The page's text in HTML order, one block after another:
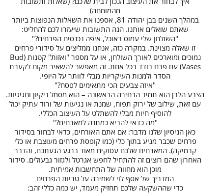
מהמומחה)
במהלך השנים בבן יהודה 81, אספנו את השאלות הנפוצות ביותר
שאתם שואלים אותנו. הנה התשובות שיעזרו לכם להחליט:
"השולחן שלי עמוס באוכל, איפה נכנסים הפרחים?"
זו שאלה מצוינת. במקרה כזה, אנחנו ממליצים על סידורי פרחים
נמוכים ומוארכים לאורך השולחן, או על מספר "ואזות" קטנות (Bud
Vases) עם פרח בודד בכל אחת. זה מאפשר להשאיר מקום לקערת
הסדר ולמנות העיקריות מבלי לוותר על היופי.
"איזה צבעים הכי מתאימים לפסח?"
הצבע הלבן הוא תמיד הבחירה הראשונה – הוא מסמל ניקיון וחגיגיות.
עם זאת, שילוב של ירוק תפוח, שמנת או נגיעות של ורוד עתיק יכול
להוסיף חיות מבלי להשתלט על העיצוב הכללי.
"מה כדאי להביא כמתנה למארחים?"
כאן הניסיון שלנו מדבר: אם אתם האורחים, כדאי לבחור בסידור
פרחים שכבר מגיע בתוך כלי (כמו קופסת פרחים מעוצבת או כלי
קרמיקה). המארחים שלכם עסוקים מאוד ברגע הגעתכם, והדבר
האחרון שהם רוצים זה להתחיל לחפש אגרטל ולגזור גבעולים. סידור
מוכן הוא מחווה של התחשבות אמיתית.
המדריך של אסף לוי לשמירה על טריות הפרחים
כדי שההשקעה שלכם תחזיק מעמד, יש כמה כללי זהב: